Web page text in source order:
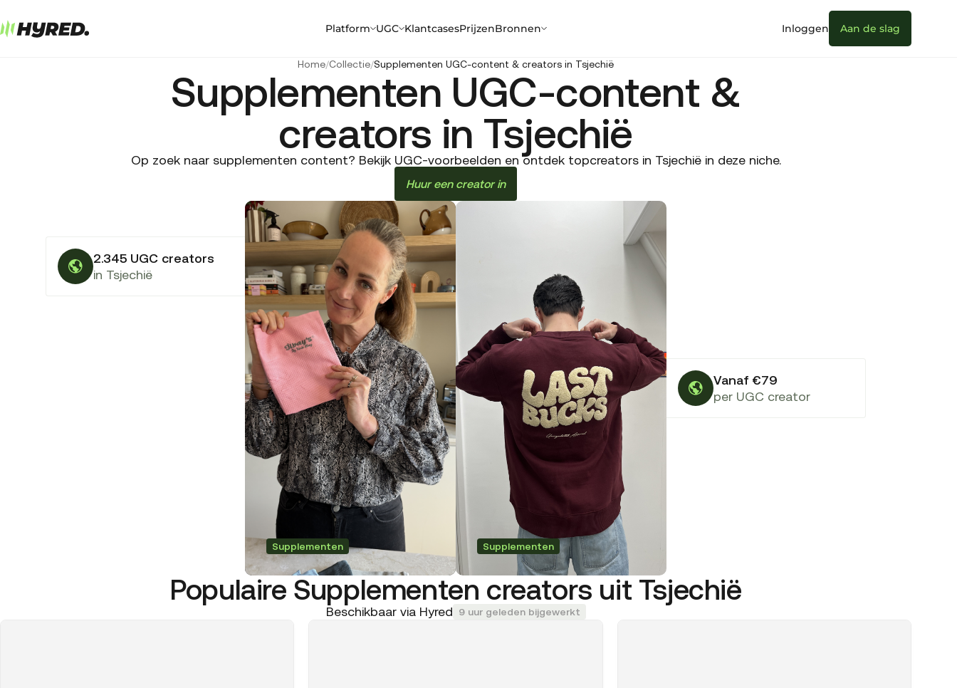
Platform UGC KlantcasesPrijzenBronnen Inloggen Aan de slag
Home/Collectie/Supplementen UGC-content & creators in Tsjechië
Supplementen UGC-content &
creators in Tsjechië
Op zoek naar supplementen content? Bekijk UGC-voorbeelden en ontdek topcreators in Tsjechië in deze niche.
Huur een creator in
2.345 UGC creators
in Tsjechië
Supplementen Supplementen
Vanaf €79
per UGC creator
Populaire Supplementen creators uit Tsjechië
Beschikbaar via Hyred 9 uur geleden bijgewerkt